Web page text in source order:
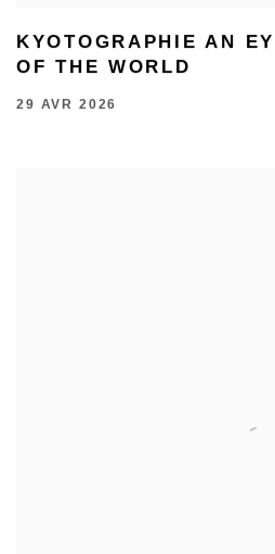
KYOTOGRAPHIE AN
OF THE WORLD
29 AVR 2026